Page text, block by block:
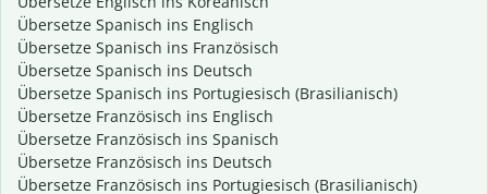
Übersetze Spanisch ins Englisch
Übersetze Spanisch ins Französisch
Übersetze Spanisch ins Deutsch
Übersetze Spanisch ins Portugiesisch (Brasilianisch)
Übersetze Französisch ins Englisch
Übersetze Französisch ins Spanisch
Übersetze Französisch ins Deutsch
Übersetze Französisch ins Portugiesisch (Brasilianisch)